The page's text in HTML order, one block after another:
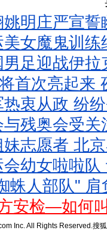
明庄严宣
女魔鬼训
男足迎战伊
首次亮起来
衷从政 纷
残奥会受
志愿者 北
幼女啦啦
蛛人部队"
安检—如何
Inc. All Rights Reserved.搜